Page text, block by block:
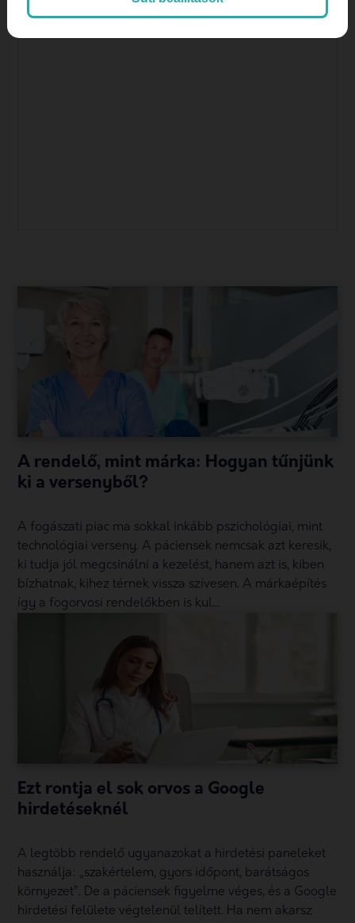
SEO orvosoknak
A rendelő, mint márka: Hogyan tűnjünk
ki a versenyből?
A fogászati piac ma sokkal inkább pszichológiai, mint
technológiai verseny. A páciensek nemcsak azt keresik,
ki tudja jól megcsinálni a kezelést, hanem azt is, kiben
bízhatnak, kihez térnek vissza szívesen. A márkaépítés
így a fogorvosi rendelőkben is kul...
Ezt rontja el sok orvos a Google
hirdetéseknél
A legtöbb rendelő ugyanazokat a hirdetési paneleket
használja: „szakértelem, gyors időpont, barátságos
környezet”. De a páciensek figyelme véges, és a Google
hirdetési felülete végtelenül telített. Ha nem akarsz